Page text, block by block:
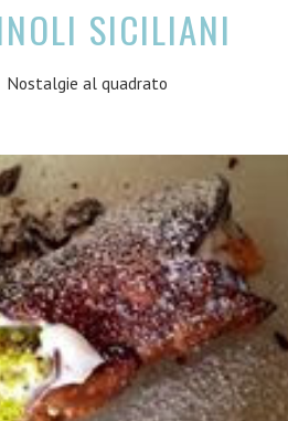
SICILIANI
Nostalgie al quadrato